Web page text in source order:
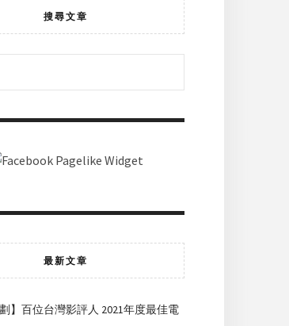
搜尋文章
最新文章
劃】百位台灣影評人 2021年度最佳電